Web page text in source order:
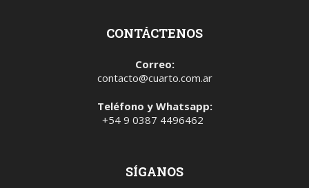
CONTÁCTENOS
Correo:
contacto@cuarto.com.ar
Teléfono y Whatsapp:
+54 9 0387 4496462
SÍGANOS